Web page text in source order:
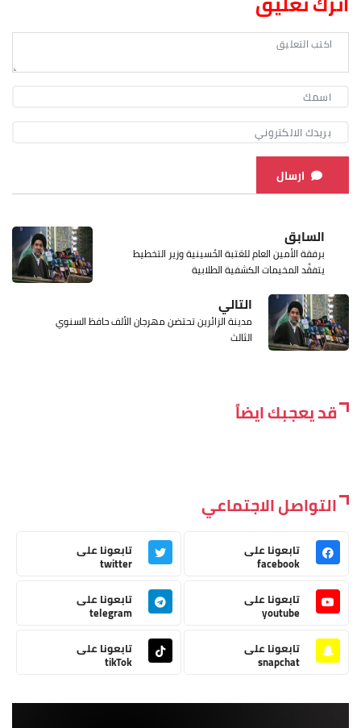
ارسال
السابق
برفقة الأمين العام للعَتبة الحُسينية وزير التخطيط
يتفقَّد المخيمات الكشفية الطلابية
التالي
مدينة الزائرين تحتضن مهرجان الألف حافظ السنوي
الثالث
قد يعجبك ايضاً
التواصل الاجتماعي
تابعونا على
facebook
تابعونا على
twitter
تابعونا على
youtube
تابعونا على
telegram
تابعونا على
snapchat
تابعونا على
tikTok